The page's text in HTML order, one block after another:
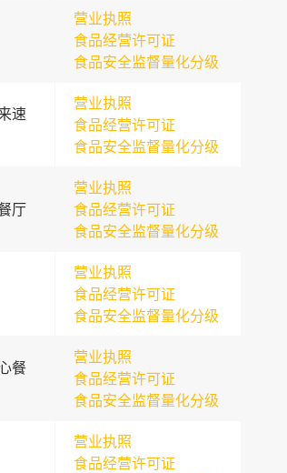
营业执照
食品经营许可证
食品安全监督量化分级
速
营业执照
食品经营许可证
食品安全监督量化分级
厅
营业执照
食品经营许可证
食品安全监督量化分级
营业执照
食品经营许可证
食品安全监督量化分级
餐
营业执照
食品经营许可证
食品安全监督量化分级
营业执照
食品经营许可证